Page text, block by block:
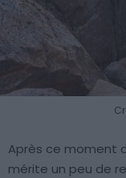
Après ce moment
mérite un peu de